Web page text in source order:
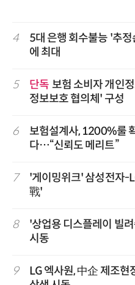
4
5대 은행 회수불능 '추
에 최대
5 단독 보험 소비자 개인
정보보호 협의체' 구성
6
보험설계사, 1200%룰
다…“신뢰도 메리트”
7
'게이밍위크' 삼성전자-
戰'
8
'상업용 디스플레이 빌
시동
9
LG 엑사원, 中企 제조